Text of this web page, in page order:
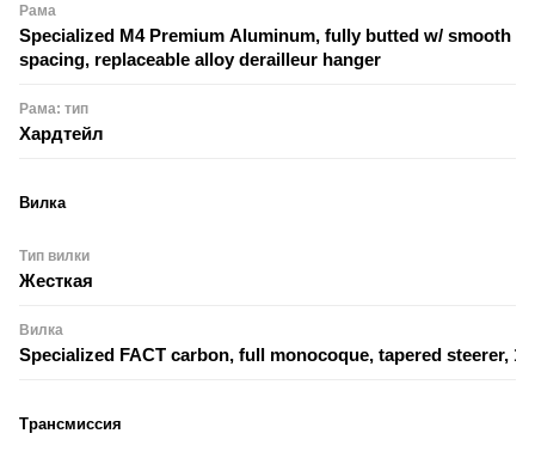
Рама
Specialized M4 Premium Aluminum, fully butted w/ smooth
spacing, replaceable alloy derailleur hanger
Рама: тип
Хардтейл
Вилка
Тип вилки
Жесткая
Вилка
Specialized FACT carbon, full monocoque, tapered steerer,
Трансмиссия